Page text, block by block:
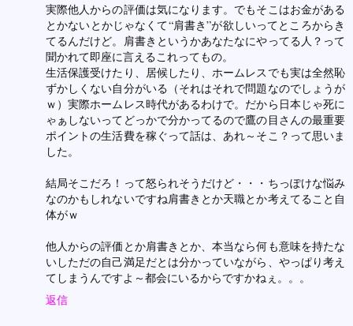
実際他人からの評価は気になります。でもそこはお金がある
とかないとかじゃなくて“肩書き”が欲しいってところからき
てるんだけど。肩書きというかあなたなにやってる人？って
聞かれて即座に言えるこれってもの。
生活保護受けたり、居候したり、ホームレスでも実は全然恥
ずかしくない自分がいる（それはそれで問題なのでしょうが
ｗ）実際ホームレス時代があるわけで。だから日本じゃ死に
ゃぁしないってどっかで分かってるので鷹の目さんの最重要
ポイントの生活費を稼ぐって話は、あれ～そこ？って思いま
した。
結局そこだろ！って怒られそうだけど・・・ちっぽけな悩み
なのかもしれないですね肩書きとか天職とか考えてること自
体がｗ
他人からの評価とか肩書きとか、本当なら何も意味を持たな
いしただの自己満足だとは分かっていながら、やっぱり考え
てしまうんですよ～都会にいるからですかねぇ。。。
返信